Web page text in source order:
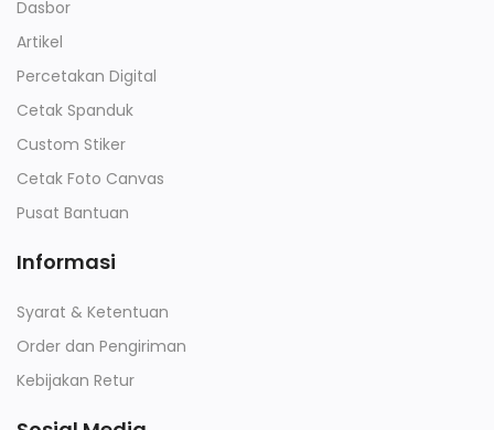
Dasbor
Artikel
Percetakan Digital
Cetak Spanduk
Custom Stiker
Cetak Foto Canvas
Pusat Bantuan
Informasi
Syarat & Ketentuan
Order dan Pengiriman
Kebijakan Retur